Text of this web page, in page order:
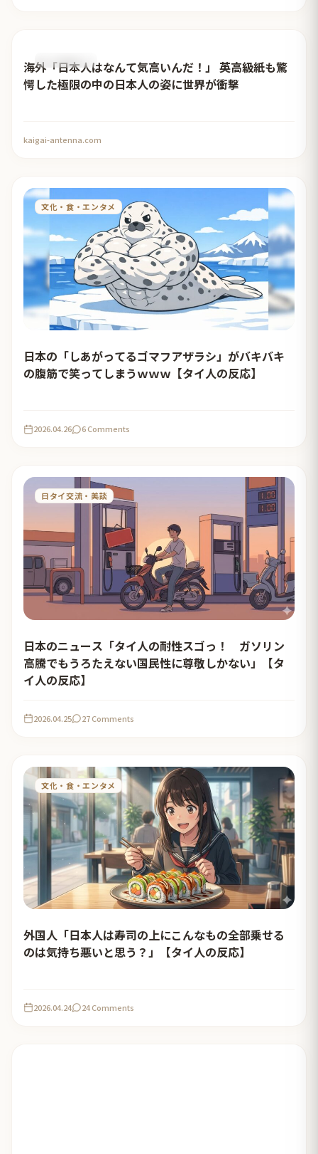
おすすめ記事
海外「日本人はなんて気高いんだ！」 英高級紙も驚
愕した極限の中の日本人の姿に世界が衝撃
kaigai-antenna.com
文化・食・エンタメ
日本の「しあがってるゴマフアザラシ」がバキバキ
の腹筋で笑ってしまうｗｗｗ【タイ人の反応】
2026.04.26 6 Comments
日タイ交流・美談
日本のニュース「タイ人の耐性スゴっ！ ガソリン
高騰でもうろたえない国民性に尊敬しかない」【タ
イ人の反応】
2026.04.25 27 Comments
文化・食・エンタメ
外国人「日本人は寿司の上にこんなもの全部乗せる
のは気持ち悪いと思う？」【タイ人の反応】
2026.04.24 24 Comments